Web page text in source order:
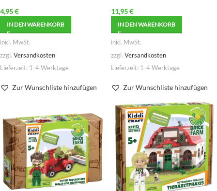
4,95€
IN DEN WARENKORB
inkl. MwSt.
zzgl. Versandkosten
Lieferzeit: 1-4 Werktage
Zur Wunschliste hinzufügen
11,95€
IN DEN WARENKORB
inkl. MwSt.
zzgl. Versandkosten
Lieferzeit: 1-4 Werktage
Zur Wunschliste hinzufügen